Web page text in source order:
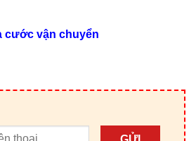
cước vận chuyển